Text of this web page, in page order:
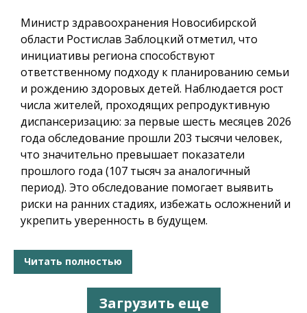
Министр здравоохранения Новосибирской
области Ростислав Заблоцкий отметил, что
инициативы региона способствуют
ответственному подходу к планированию семьи
и рождению здоровых детей. Наблюдается рост
числа жителей, проходящих репродуктивную
диспансеризацию: за первые шесть месяцев 2026
года обследование прошли 203 тысячи человек,
что значительно превышает показатели
прошлого года (107 тысяч за аналогичный
период). Это обследование помогает выявить
риски на ранних стадиях, избежать осложнений и
укрепить уверенность в будущем.
Читать полностью
Загрузить еще